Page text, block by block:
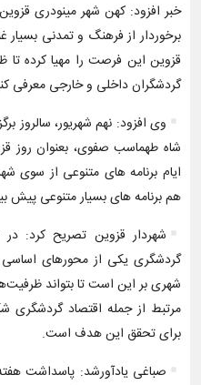
خبر افزود: کهن شهر مینودری
برخوردار از فرهنگ و تمدنی
قزوین این فرصت را مهیا کرده تا
گردشگران داخلی و خارجی معرفی
وی افزود: نهم شهریور، سالروز
شاه طهماسب صفوی، بعنوان روز
ایام برنامه های متنوعی از سوی
هم برنامه های بسیار متنوعی
شهردار قزوین تصریح کرد: در
گردشگری یکی از محورهای
شهری بر این است تا بتواند
مرتبط از جمله اقتصاد گردشگری
برای تحقق این هدف است.
صباغی یادآورشد: پاسداشت